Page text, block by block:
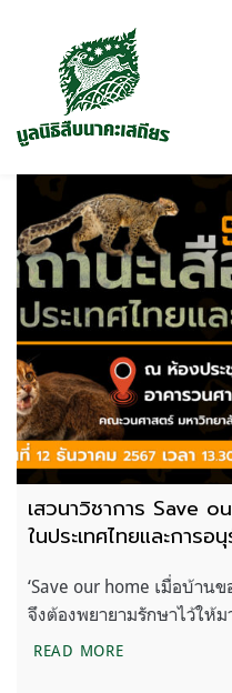
เสวนาวิชาการ Save
ในประเทศไทยและการอ
‘Save our home เมื่อบ้าน
จึงต้องพยายามรักษาไว้ให้
READ MOREเสวนาวิชาการ